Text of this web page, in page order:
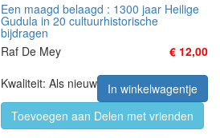
Een maagd belaagd : 1300 jaar Heilige
Gudula in 20 cultuurhistorische
bijdragen
Raf De Mey
€ 12,00
Kwaliteit: Als nieuw
In winkelwagentje
Toevoegen aan Delen met vrienden